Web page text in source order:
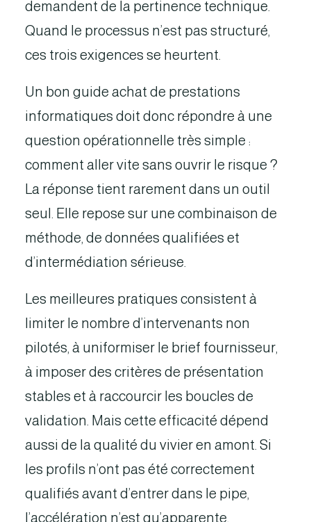
demandent de la pertinence technique.
Quand le processus n’est pas structuré,
ces trois exigences se heurtent.
Un bon guide achat de prestations
informatiques doit donc répondre à une
question opérationnelle très simple :
comment aller vite sans ouvrir le risque ?
La réponse tient rarement dans un outil
seul. Elle repose sur une combinaison de
méthode, de données qualifiées et
d’intermédiation sérieuse.
Les meilleures pratiques consistent à
limiter le nombre d’intervenants non
pilotés, à uniformiser le brief fournisseur,
à imposer des critères de présentation
stables et à raccourcir les boucles de
validation. Mais cette efficacité dépend
aussi de la qualité du vivier en amont. Si
les profils n’ont pas été correctement
qualifiés avant d’entrer dans le pipe,
l’accélération n’est qu’apparente.